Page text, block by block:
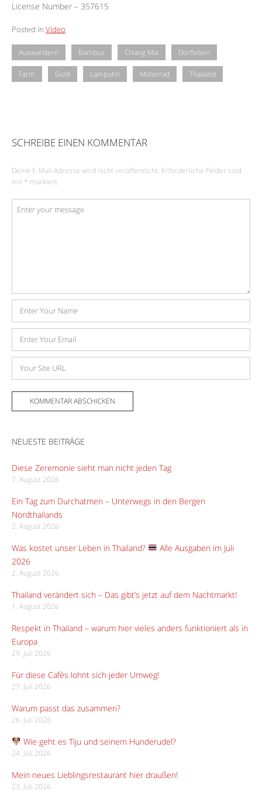
License Number – 357615
Posted in Video
Auswandern Bambus Chiang Mai Dorfleben
Farm Gold Lampuhn Motorrad Thailand
SCHREIBE EINEN KOMMENTAR
Deine E-Mail-Adresse wird nicht veröffentlicht. Erforderliche Felder sind
mit * markiert
Kommentar
Name
Adresse
Website
NEUESTE BEITRÄGE
Diese Zeremonie sieht man nicht jeden Tag
7. August 2026
Ein Tag zum Durchatmen – Unterwegs in den Bergen
Nordthailands
2. August 2026
Was kostet unser Leben in Thailand?
Alle Ausgaben im Juli
2026
2. August 2026
Thailand verändert sich – Das gibt’s jetzt auf dem Nachtmarkt!
1. August 2026
Respekt in Thailand – warum hier vieles anders funktioniert als in
Europa
29. Juli 2026
Für diese Cafés lohnt sich jeder Umweg!
27. Juli 2026
Warum passt das zusammen?
26. Juli 2026
Wie geht es Tiju und seinem Hunderudel?
24. Juli 2026
Mein neues Lieblingsrestaurant hier draußen!
23. Juli 2026